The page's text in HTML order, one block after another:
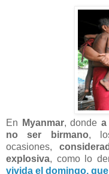
En Myanmar, donde a
no ser birmano,
ocasiones,
explosiva, como lo
vivida el domingo,